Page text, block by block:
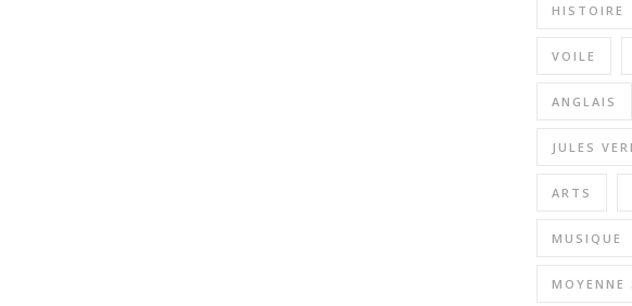
HISTOIRE
VOILE
ANGLAIS
JULES
ARTS
MUSIQUE
MOYENNE